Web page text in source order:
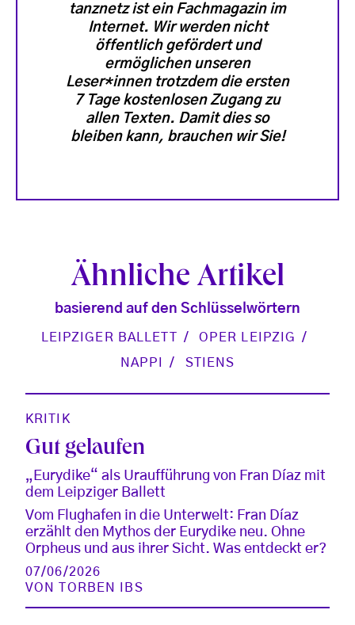
tanznetz ist ein Fachmagazin im
Internet. Wir werden nicht
öffentlich gefördert und
ermöglichen unseren
Leser*innen trotzdem die ersten
7 Tage kostenlosen Zugang zu
allen Texten. Damit dies so
bleiben kann, brauchen wir Sie!
Ähnliche Artikel
basierend auf den Schlüsselwörtern
LEIPZIGER BALLETT
OPER LEIPZIG
NAPPI
STIENS
KRITIK
Gut gelaufen
„Eurydike“ als Uraufführung von Fran Díaz mit
dem Leipziger Ballett
Vom Flughafen in die Unterwelt: Fran Díaz
erzählt den Mythos der Eurydike neu. Ohne
Orpheus und aus ihrer Sicht. Was entdeckt er?
07/06/2026
VON
TORBEN IBS